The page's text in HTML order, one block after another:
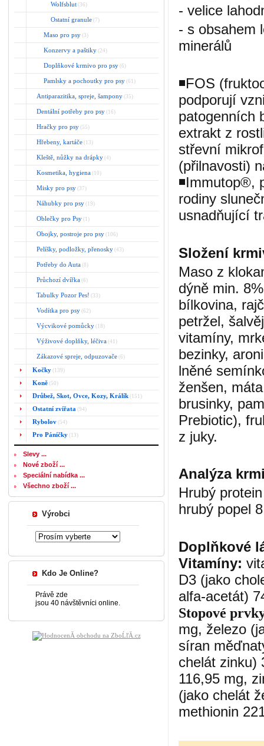
Wolfsblut (36)
Ostatní granule (7)
Maso pro psy (3)
Konzervy a paštiky (24)
Doplňkové krmivo pro psy (6)
Pamlsky a pochoutky pro psy (61)
Antiparazitika, spreje, šampony (35)
Dentální potřeby pro psy (16)
Hračky pro psy (55)
Hřebeny, kartáče (13)
Kleště, nůžky na drápky (4)
Kosmetika, hygiena (10)
Misky pro psy (37)
Náhubky pro psy (19)
Oblečky pro Psy (1)
Obojky, postroje pro psy (106)
Pelíšky, podložky, přenosky (43)
Potřeby do Auta (8)
Průchozí dvířka (6)
Tabulky Pozor Pes! (33)
Vodítka pro psy (62)
Výcvikové pomůcky (18)
Výživové doplňky, léčiva (41)
Zákazové spreje, odpuzovače (6)
Kočky (139)
Koně (50)
Drůbež, Skot, Ovce, Kozy, Králík (151)
Ostatní zvířata (94)
Rybolov (54)
Pro Páníčky (13)
Slevy ...
Nové zboží ...
Speciální nabídka ...
Všechno zboží ...
Výrobci
Kdo Je Online?
Právě zde
jsou 40 návštěvníci online.
- velice
- s obsahem
minerálů
◾FOS
podporují
patogenních
extrakt z
střevní
(přilnavosti)
◾Immutop®,
rodiny
usnadňující
Složení
Maso z
dýně min.
bílkovina,
petržel,
vitamíny,
bezinky,
lněné
ženšen,
brusinky,
Prebiotic),
z juky.
Analýza
Hrubý
hrubý popel
Doplňkové
Vitamíny:
D3 (jako
alfa-acetát)
Stopové
mg, železo
síran
chelát zinku)
116,95 mg,
(jako chelát
methionin